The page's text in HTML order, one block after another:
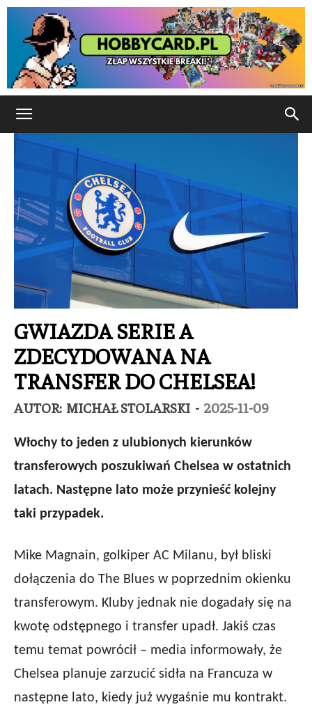
GWIAZDA SERIE A
ZDECYDOWANA NA
TRANSFER DO CHELSEA!
AUTOR: MICHAŁ STOLARSKI - 2025-11-09
Włochy to jeden z ulubionych kierunków
transferowych poszukiwań Chelsea w ostatnich
latach. Następne lato może przynieść kolejny
taki przypadek.
Mike Magnain, golkiper AC Milanu, był bliski
dołączenia do The Blues w poprzednim okienku
transferowym. Kluby jednak nie dogadały się na
kwotę odstępnego i transfer upadł. Jakiś czas
temu temat powrócił – media informowały, że
Chelsea planuje zarzucić sidła na Francuza w
następne lato, kiedy już wygaśnie mu kontrakt.